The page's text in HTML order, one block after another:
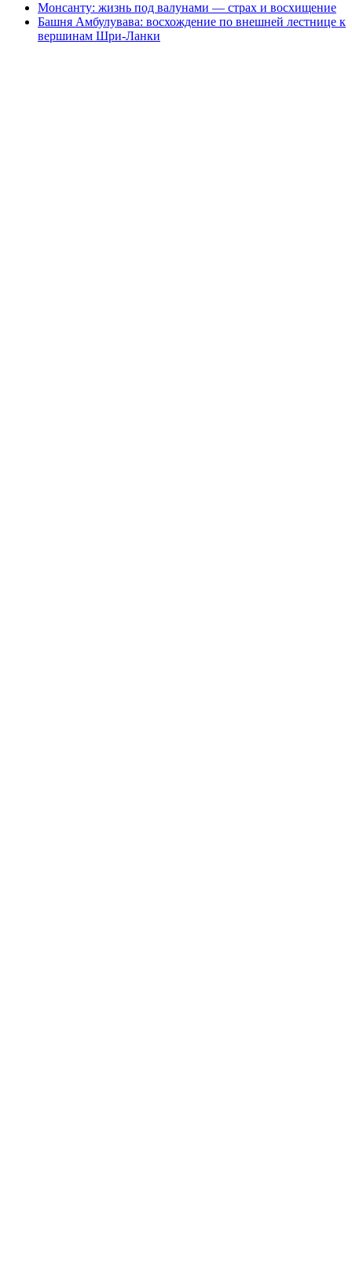
Монсанту: жизнь под валунами — страх и восхищение
Башня Амбулувава: восхождение по внешней лестнице к
вершинам Шри-Ланки